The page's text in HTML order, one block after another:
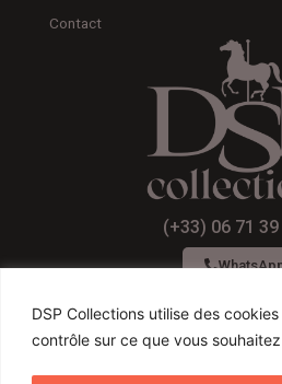
DSP Collections utilise des
contrôle sur ce que vous
Contact
(+33) 06 71 39